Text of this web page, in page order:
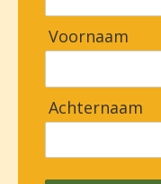
Voornaam
Achternaam